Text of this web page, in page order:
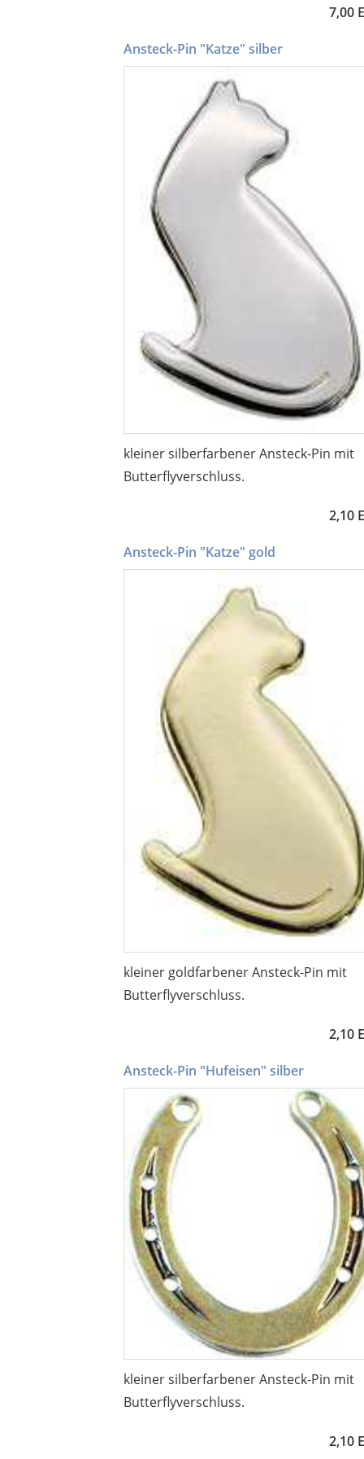
7,00
Ansteck-Pin "Katze" silber
kleiner silberfarbener Ansteck-Pin mit
Butterflyverschluss.
2,10
Ansteck-Pin "Katze" gold
kleiner goldfarbener Ansteck-Pin mit
Butterflyverschluss.
2,10
Ansteck-Pin "Hufeisen" silber
kleiner silberfarbener Ansteck-Pin mit
Butterflyverschluss.
2,10